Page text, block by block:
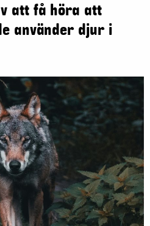
att få höra att
använder djur i